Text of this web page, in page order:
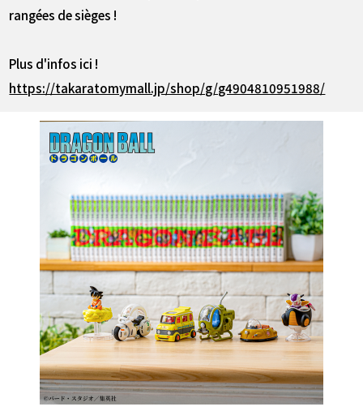
rangées de sièges !
Plus d'infos ici !
https://takaratomymall.jp/shop/g/g4904810951988/